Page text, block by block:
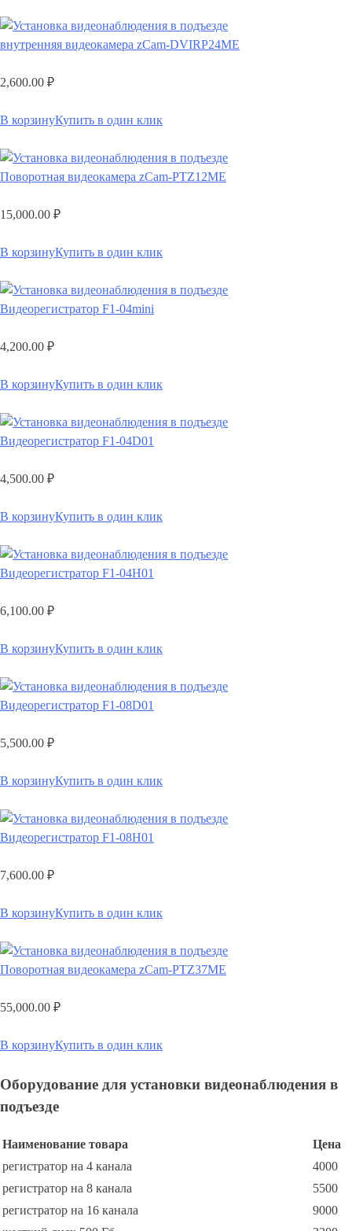
внутренняя видеокамера zCam-DVIRP24ME
2,600.00 ₽
В корзинуКупить в один клик
Поворотная видеокамера zCam-PTZ12ME
15,000.00 ₽
В корзинуКупить в один клик
Видеорегистратор F1-04mini
4,200.00 ₽
В корзинуКупить в один клик
Видеорегистратор F1-04D01
4,500.00 ₽
В корзинуКупить в один клик
Видеорегистратор F1-04H01
6,100.00 ₽
В корзинуКупить в один клик
Видеорегистратор F1-08D01
5,500.00 ₽
В корзинуКупить в один клик
Видеорегистратор F1-08H01
7,600.00 ₽
В корзинуКупить в один клик
Поворотная видеокамера zCam-PTZ37ME
55,000.00 ₽
В корзинуКупить в один клик
Оборудование для установки видеонаблюдения в
подъезде
Наименование товара
Цена
регистратор на 4 канала
4000
регистратор на 8 канала
5500
регистратор на 16 канала
9000